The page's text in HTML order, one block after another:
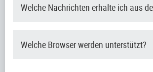
Welche Nachrichten erhalte ich aus
Welche Browser werden unterstützt?